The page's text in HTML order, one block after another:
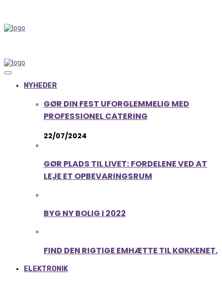
NYHEDER
GØR DIN FEST UFORGLEMMELIG MED
PROFESSIONEL CATERING
22/07/2024
GØR PLADS TIL LIVET: FORDELENE VED AT
LEJE ET OPBEVARINGSRUM
BYG NY BOLIG I 2022
FIND DEN RIGTIGE EMHÆTTE TIL KØKKENET.
ELEKTRONIK